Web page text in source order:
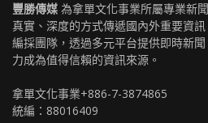
豐勝傳媒 為拿單文化事業所屬專業新
真實、深度的方式傳遞國內外重要資
編採團隊，透過多元平台提供即時新
力成為值得信賴的資訊來源。
拿單文化事業+886-7-3874865
統編：88016409